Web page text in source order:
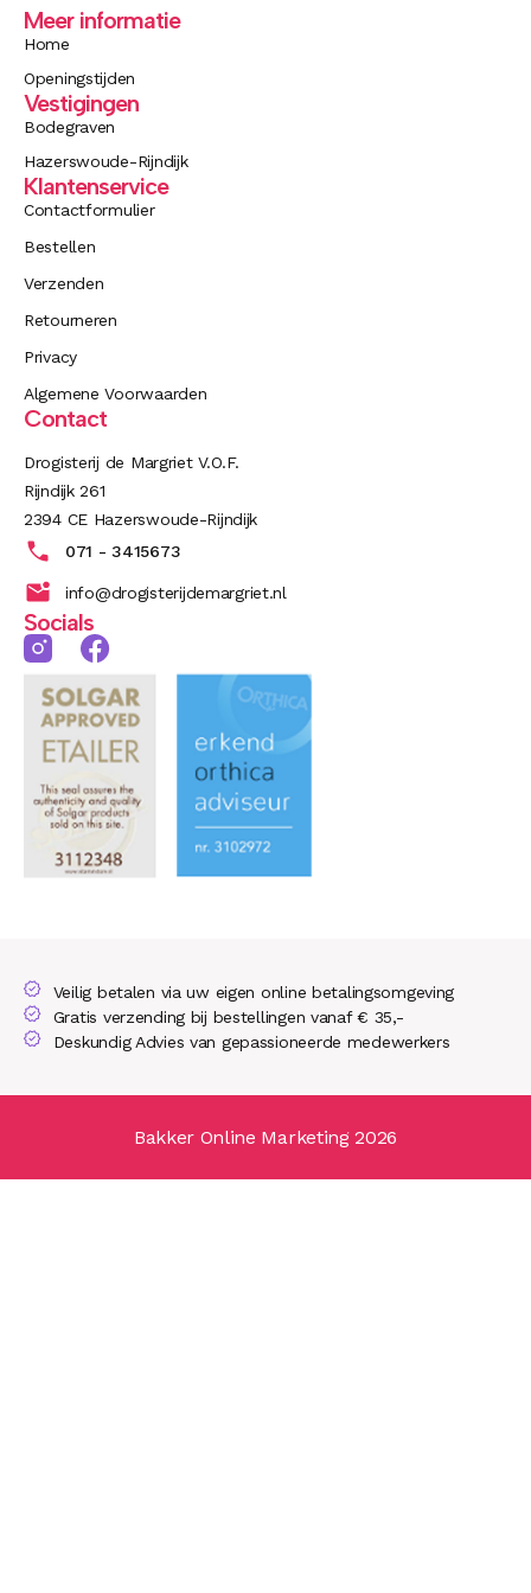
Meer informatie
Home
Openingstijden
Vestigingen
Bodegraven
Hazerswoude-Rijndijk
Klantenservice
Contactformulier
Bestellen
Verzenden
Retourneren
Privacy
Algemene Voorwaarden
Contact
Drogisterij de Margriet V.O.F.
Rijndijk 261
2394 CE Hazerswoude-Rijndijk
071 - 3415673
info@drogisterijdemargriet.nl
Socials
Veilig betalen via uw eigen online betalingsomgeving
Gratis verzending bij bestellingen vanaf € 35,-
Deskundig Advies van gepassioneerde medewerkers
Bakker Online Marketing 2026